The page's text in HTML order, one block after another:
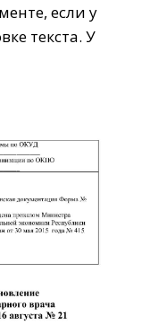
если у
текста. У